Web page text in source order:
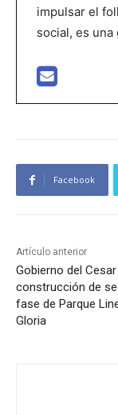
impulsar el
social, es
Facebook
Artículo anterior
Gobierno del
construcción de
fase de Parque
Gloria